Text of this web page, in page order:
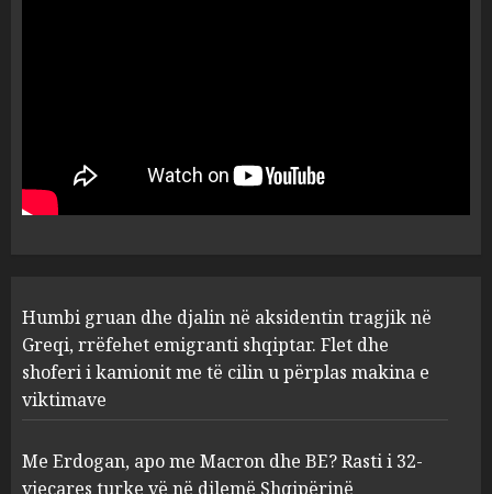
1
rrëfehet emigranti shqiptar.
Flet dhe shoferi i kamionit me
të cilin u përplas makina e
2
dhe BE? Rasti i 32-vjeçares
turke vë në dilemë Shqipërinë
AUGUST 7, 2026
Konkurrenca për turistët
degjeneron në zjarrvënie në
Humbi gruan dhe djalin në aksidentin tragjik në
Greqi, rrëfehet emigranti shqiptar. Flet dhe
shoferi i kamionit me të cilin u përplas makina e
viktimave
Me Erdogan, apo me Macron dhe BE? Rasti i 32-
vjeçares turke vë në dilemë Shqipërinë